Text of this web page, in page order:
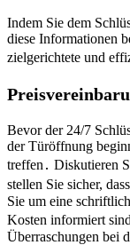
Indem Sie dem
diese Informationen
zielgerichtete und
Bevor der 24/7
der Türöffnung
treffen․ Diskutieren
stellen Sie sicher,
Sie um eine
Kosten informiert
Überraschungen bei